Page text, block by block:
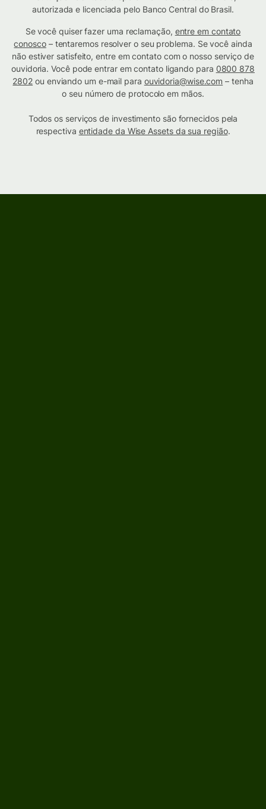
autorizada e licenciada pelo Banco Central do Brasil.
Se você quiser fazer uma reclamação, entre em contato
conosco– tentaremos resolver o seu problema. Se você ainda
não estiver satisfeito, entre em contato com o nosso serviço de
ouvidoria. Você pode entrar em contato ligando para 0800 878
2802 ou enviando um e-mail para ouvidoria@wise.com – tenha
o seu número de protocolo em mãos.
Todos os serviços de investimento são fornecidos pela
respectiva entidade da Wise Assets da sua região.